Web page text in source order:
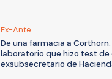
Ex-Ante
De una farmacia a
laboratorio que hizo test de
exsubsecretario de